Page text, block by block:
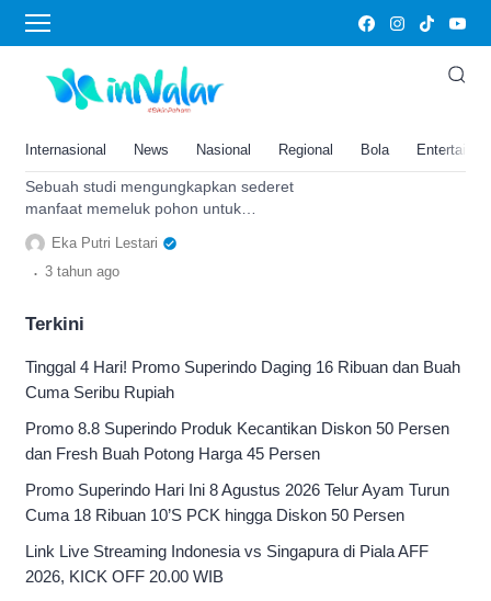
Internasional News Nasional Regional Bola
memeluk
Studi Ungkap Memeluk Pohon
Mampu Atasi Stress Sekaligus
Anggap Remeh!
Sebuah studi mengungkapkan sederet
manfaat memeluk pohon untuk
kesehatan, mulai dari atasi stress hingga
tingkatkan kesehatan mental.
Eka Putri Lestari
. 3 tahun ago
Terkini
Tinggal 4 Hari! Promo Superindo Daging 16 Ribuan dan Buah
Cuma Seribu Rupiah
Promo 8.8 Superindo Produk Kecantikan Diskon 50 Persen
dan Fresh Buah Potong Harga 45 Persen
Promo Superindo Hari Ini 8 Agustus 2026 Telur Ayam Turun
Cuma 18 Ribuan 10’S PCK hingga Diskon 50 Persen
Link Live Streaming Indonesia vs Singapura di Piala AFF
2026, KICK OFF 20.00 WIB